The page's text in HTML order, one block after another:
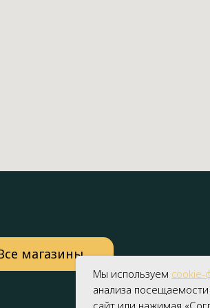
магазины
Мы используем cookie-
анализа
сайт или нажимая